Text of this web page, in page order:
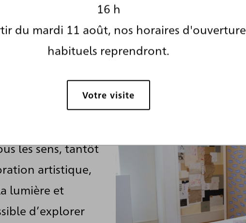
une approche
de la création:
les sens, tantôt
artistique,
lumière et
d’explorer
16 h
du mardi 11 août, nos horaires d'ouverture
habituels reprendront.
Votre visite